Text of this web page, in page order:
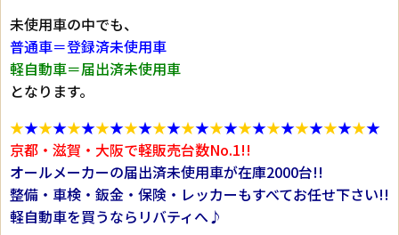
未使用車の中でも、
普通車＝登録済未使用車
軽自動車＝届出済未使用車
となります。
★★★★★★★★★★★★★★★★★★★★★★★★★★
京都・滋賀・大阪で軽販売台数No.1!!
オールメーカーの届出済未使用車が在庫2000台!!
整備・車検・鈑金・保険・レッカーもすべてお任せ下さい!!
軽自動車を買うならリバティへ♪